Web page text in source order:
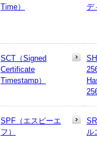
Time） デ
SCT（Signed
Certificate
Timestamp）
SPF（エスピーエ
フ）
ル